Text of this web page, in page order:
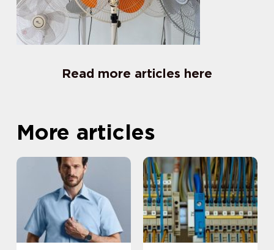
Read more articles here
More articles